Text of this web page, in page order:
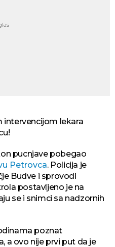
intervencijom lekara
pucnjave pobegao
Petrovca. Policija je
Budve i sprovodi
postavljeno je na
se i snimci sa nadzornih
poznat
a ovo nije prvi put da je